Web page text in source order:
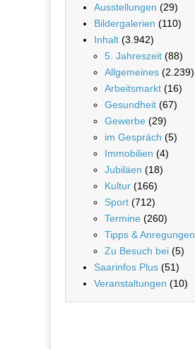
Ausstellungen (29)
Bildergalerien (110)
Inhalt (3.942)
5. Jahreszeit (88)
Allgemeines (2.239)
Arbeitsmarkt (16)
Gesundheit (67)
Gewerbe (29)
im Gespräch (5)
Immobilien (4)
Jubiläen (18)
Kultur (166)
Sport (712)
Termine (260)
Tipps & Anregungen
Zu Besuch bei (5)
Saarinfos Plus (51)
Veranstaltungen (10)